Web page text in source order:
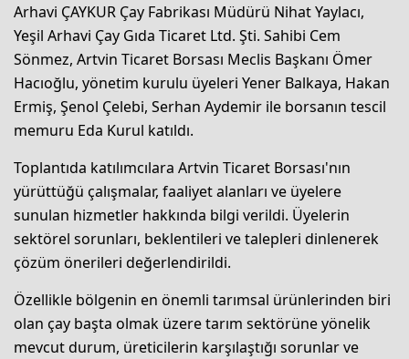
Arhavi ÇAYKUR Çay Fabrikası Müdürü Nihat Yaylacı,
Yeşil Arhavi Çay Gıda Ticaret Ltd. Şti. Sahibi Cem
Sönmez, Artvin Ticaret Borsası Meclis Başkanı Ömer
Hacıoğlu, yönetim kurulu üyeleri Yener Balkaya, Hakan
Ermiş, Şenol Çelebi, Serhan Aydemir ile borsanın tescil
memuru Eda Kurul katıldı.
Toplantıda katılımcılara Artvin Ticaret Borsası'nın
yürüttüğü çalışmalar, faaliyet alanları ve üyelere
sunulan hizmetler hakkında bilgi verildi. Üyelerin
sektörel sorunları, beklentileri ve talepleri dinlenerek
çözüm önerileri değerlendirildi.
Özellikle bölgenin en önemli tarımsal ürünlerinden biri
olan çay başta olmak üzere tarım sektörüne yönelik
mevcut durum, üreticilerin karşılaştığı sorunlar ve